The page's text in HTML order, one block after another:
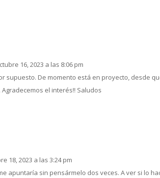
16, 2023 a las 8:06 pm
supuesto. De momento está en proyecto, desde
el interés!! Saludos
18, 2023 a las 3:24 pm
apuntaría sin pensármelo dos veces. A ver si lo